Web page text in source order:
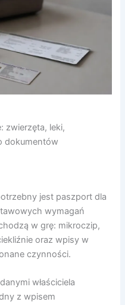
zwierzęta, leki,
dokumentów
jest paszport dla
wymagań
w grę: mikroczip,
oraz wpisy w
czynności.
właściciela
z wpisem